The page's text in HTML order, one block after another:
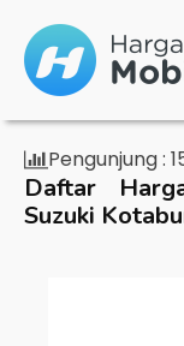
Pengunjung :
Daftar
Suzuki